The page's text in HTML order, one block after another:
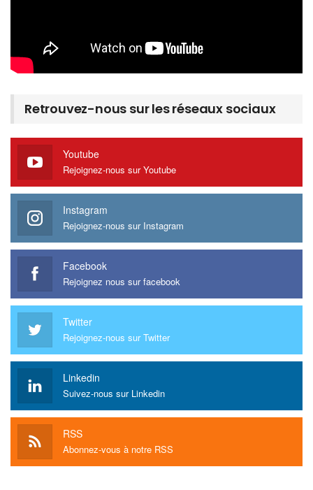
Retrouvez-nous sur les réseaux sociaux
Youtube
Rejoignez-nous sur Youtube
Instagram
Rejoignez-nous sur Instagram
Facebook
Rejoignez nous sur facebook
Twitter
Rejoignez-nous sur Twitter
Linkedin
Suivez-nous sur Linkedin
RSS
Abonnez-vous à notre RSS